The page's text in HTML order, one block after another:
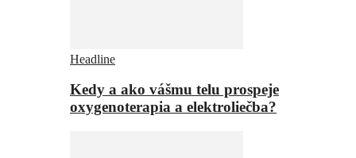
Headline
Kedy a ako vášmu telu prospeje
oxygenoterapia a elektroliečba?